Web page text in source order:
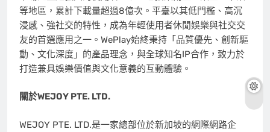
等地區，累計下載量超過8億次。平臺以其低門檻、高沉
浸感、強社交的特性，成為年輕使用者休閒娛樂與社交交
友的首選應用之一。WePlay始終秉持「品質優先、創新驅
動、文化深度」的產品理念，與全球知名IP合作，致力於
打造兼具娛樂價值與文化意義的互動體驗。
關於WEJOY PTE. LTD.
WEJOY PTE. LTD.是一家總部位於新加坡的網際網路企